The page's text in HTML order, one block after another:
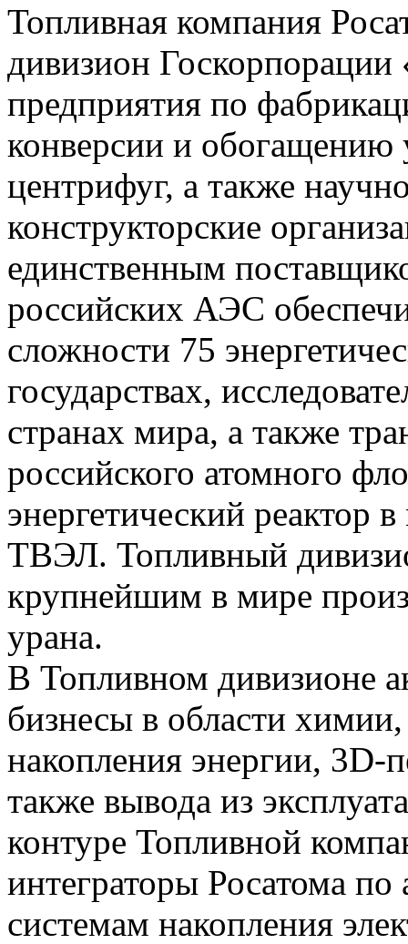
Топливная компания
дивизион Госкорпорации
предприятия по
конверсии и обогащению
центрифуг, а также
конструкторские
единственным
российских АЭС
сложности 75
государствах,
странах мира, а также
российского атомного
энергетический реактор
ТВЭЛ. Топливный
крупнейшим в мире
урана.
В Топливном дивизионе
бизнесы в области
накопления энергии, 3D-
также вывода из
контуре Топливной
интеграторы Росатома
системам накопления